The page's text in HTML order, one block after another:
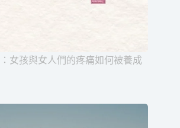
女孩與女人們的疼痛如何被養成